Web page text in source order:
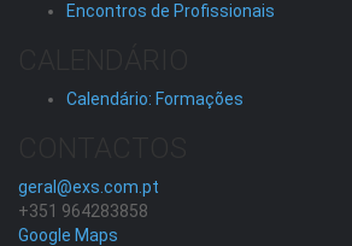
Encontros de Profissionais
Calendário: Formações
geral@exs.com.pt
+351 964283858
Google Maps